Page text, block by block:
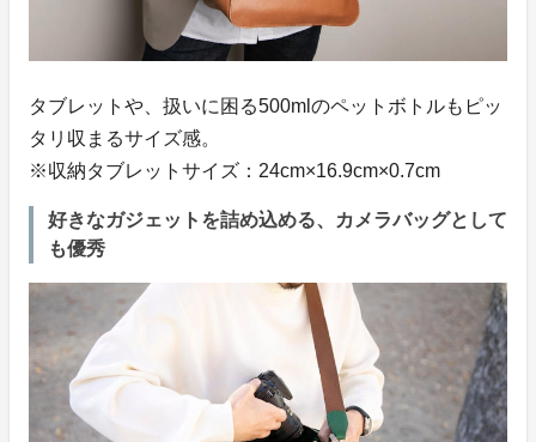
タブレットや、扱いに困る500mlのペットボトルもピッ
タリ収まるサイズ感。
※収納タブレットサイズ：24cm×16.9cm×0.7cm
好きなガジェットを詰め込める、カメラバッグとして
も優秀